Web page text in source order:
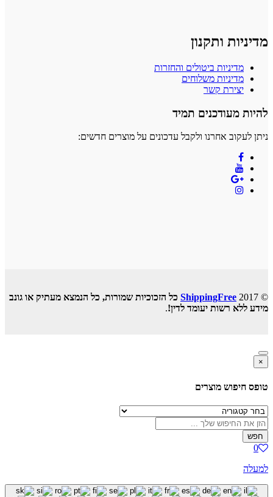
מדיניות ותקנון
מדיניות ביטולים והחזרות
מדיניות משלוחים
יצירת קשר
להיות מעודכנים תמיד
ניתן לעקוב אחרנו ולקבל עדכונים על מוצרים חדשים:
© 2017
ShippingFree כל הזכוכיות שמורות, כל הנמצא מעתיק או גונב
מידע ללא רשות יעומד לדין!.
×
טופס חיפוש מוצרים
חפש
0
למעלה